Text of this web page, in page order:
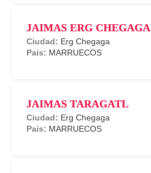
JAIMAS ERG CHEGAGA
Erg Chegaga
MARRUECOS
JAIMAS TARAGATL
Erg Chegaga
MARRUECOS